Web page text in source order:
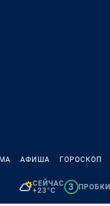
АФИША ГОРОСКОП
СЕЙЧАС
+23°C
3 ПРОБКИ